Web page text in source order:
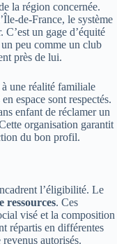
la région concernée.
de-France, le système
C’est un gage d’équité
peu comme un club
près de lui.
une réalité familiale
espace sont respectés.
enfant de réclamer un
organisation garantit
du bon profil.
l’éligibilité. Le
ressources. Ces
visé et la composition
répartis en différentes
autorisés.